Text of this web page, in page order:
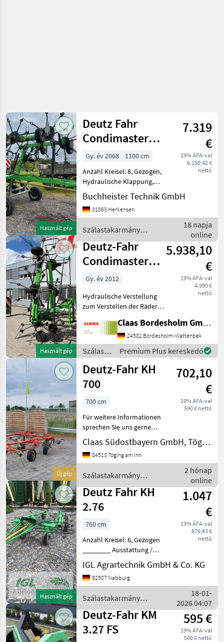
Használt gép
Deutz Fahr
Condimaster
11041
7.319
€
19% ÁFA-val
6.150,42 €
nettó
Gy. év 2008
1100 cm
Anzahl Kreisel: 8, Gezogen,
Hydraulische Klappung,
Nachlauf, Weitwinkel-
Gelenkwelle ________ 8
Kreisel mit 7 Zinkenarme
Világítás Szálast
Buchheister Technik GmbH
31863 Herkensen
Szálastakarmány
betakarítók / Deutz Fahr
18 napja
online
Használt gép
Deutz-Fahr
Condimaster
7621
5.938,10
€
19% ÁFA-val
4.990 €
nettó
Gy. év 2012
Hydraulische Verstellung
zum Verstellen der Räder
verfügbar Szálastakarmány
betakarítók Rendkezelő
Claas Bordesholm GmbH
24582 Bordesholm-Wattenbek
Szálastakarmány
betakarítók
/ Deutz
Fahr
Premium Plus kereskedő
Új gép
Deutz-Fahr KH
700
702,10
€
19% ÁFA-val
590 € nettó
700 cm
Für weitere Informationen
sprechen Sie uns gerne
an.Wir sprechen
Deutsch;We speak
English.Der Preis ist für den
gültig. Die Angaben in der
Besc
Claas Südostbayern GmbH, Töging
84513 Töging am Inn
Szálastakarmány
betakarítók / Deutz Fahr
2 hónap
online
Használt gép
Deutz Fahr KH
2.76
1.047
€
19% ÁFA-val
879,83 €
nettó
760 cm
Anzahl Kreisel: 6, Gezogen
________ Ausstattung /
Merkmale: * 6-Kreisel-
Kreiselheuer * Arbeitsbreite
ca. 7, 60 m * Gezogene
Klappung * Inkl
IGL Agrartechnik GmbH & Co. KG
92507 Nabburg
Szálastakarmány
betakarítók / Deutz Fahr
18-01-
2026 04:07
Deutz-Fahr KM
3.27 FS
595 €
19% ÁFA-val
500 € nettó